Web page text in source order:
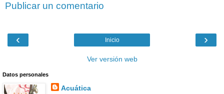
Publicar un comentario
‹ ›
Inicio
Ver versión web
Datos personales
Acuática